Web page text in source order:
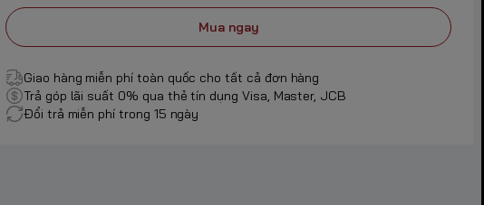
Mua ngay
Giao hàng miễn phí toàn quốc cho tất cả đơn hàng
Trả góp lãi suất 0% qua thẻ tín dụng Visa, Master, JCB
Đổi trả miễn phí trong 15 ngày